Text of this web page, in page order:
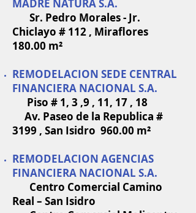
MADRE NATURA S.A.
Sr. Pedro Morales - Jr.
Chiclayo # 112 , Miraflores
180.00 m²
REMODELACION SEDE CENTRAL
FINANCIERA NACIONAL S.A.
Piso # 1, 3 ,9 , 11, 17 , 18
Av. Paseo de la Republica #
3199 , San Isidro 960.00 m²
REMODELACION AGENCIAS
FINANCIERA NACIONAL S.A.
Centro Comercial Camino
Real – San Isidro